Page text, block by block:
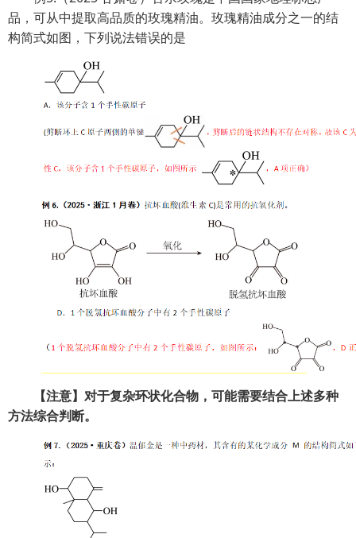
品，可从中提取高品质的玫瑰精油。玫瑰精油成分之一的结
构简式如图，下列说法错误的是
【注意】对于复杂环状化合物，可能需要结合上述多种
方法综合判断。